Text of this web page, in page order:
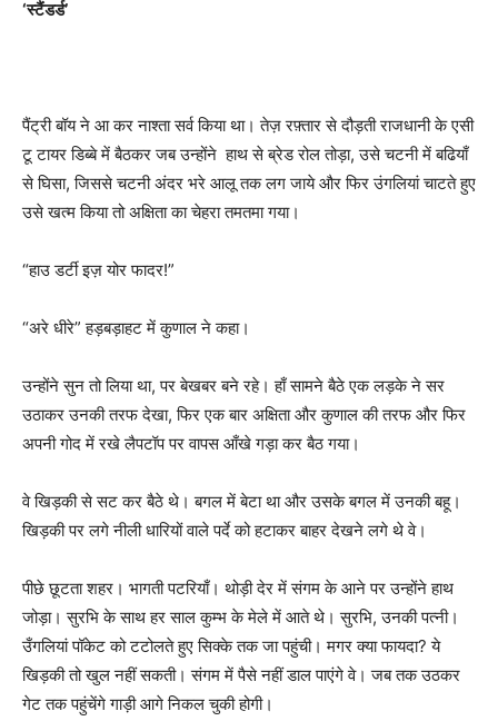
‘स्टैंडर्ड’
पैंट्री बॉय ने आ कर नाश्ता सर्व किया था। तेज़ रफ़्तार से दौड़ती राजधानी के एसी
टू टायर डिब्बे में बैठकर जब उन्होंने हाथ से ब्रेड रोल तोड़ा, उसे चटनी में बढियाँ
से घिसा, जिससे चटनी अंदर भरे आलू तक लग जाये और फिर उंगलियां चाटते हुए
उसे खत्म किया तो अक्षिता का चेहरा तमतमा गया।
“हाउ डर्टी इज़ योर फादर!”
“अरे धीरे” हड़बड़ाहट में कुणाल ने कहा।
उन्होंने सुन तो लिया था, पर बेखबर बने रहे। हाँ सामने बैठे एक लड़के ने सर
उठाकर उनकी तरफ देखा, फिर एक बार अक्षिता और कुणाल की तरफ और फिर
अपनी गोद में रखे लैपटॉप पर वापस आँखे गड़ा कर बैठ गया।
वे खिड़की से सट कर बैठे थे। बगल में बेटा था और उसके बगल में उनकी बहू।
खिड़की पर लगे नीली धारियों वाले पर्दे को हटाकर बाहर देखने लगे थे वे।
पीछे छूटता शहर। भागती पटरियाँ। थोड़ी देर में संगम के आने पर उन्होंने हाथ
जोड़ा। सुरभि के साथ हर साल कुम्भ के मेले में आते थे। सुरभि, उनकी पत्नी।
उँगलियां पॉकेट को टटोलते हुए सिक्के तक जा पहुंची। मगर क्या फायदा? ये
खिड़की तो खुल नहीं सकती। संगम में पैसे नहीं डाल पाएंगे वे। जब तक उठकर
गेट तक पहुंचेंगे गाड़ी आगे निकल चुकी होगी।